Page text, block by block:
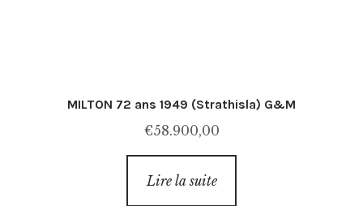
MILTON 72 ans 1949 (Strathisla) G&M
€58.900,00
Lire la suite